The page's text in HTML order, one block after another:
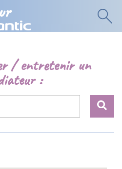
/ entretenir un
: